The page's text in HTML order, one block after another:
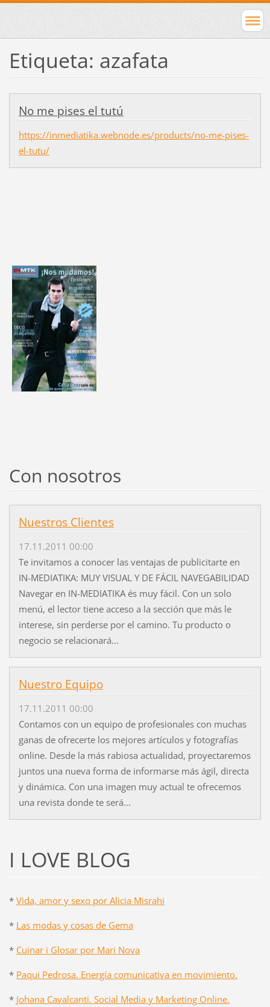
Etiqueta: azafata
No me pises el tutú
https://inmediatika.webnode.es/products/no-me-pises-
el-tutu/
Con nosotros
Nuestros Clientes
17.11.2011 00:00
Te invitamos a conocer las ventajas de publicitarte en
IN-MEDIATIKA: MUY VISUAL Y DE FÁCIL NAVEGABILIDAD
Navegar en IN-MEDIATIKA és muy fácil. Con un solo
menú, el lector tiene acceso a la sección que más le
interese, sin perderse por el camino. Tu producto o
negocio se relacionará...
Nuestro Equipo
17.11.2011 00:00
Contamos con un equipo de profesionales con muchas
ganas de ofrecerte los mejores artículos y fotografías
online. Desde la más rabiosa actualidad, proyectaremos
juntos una nueva forma de informarse más ágil, directa
y dinámica. Con una imagen muy actual te ofrecemos
una revista donde te será...
I LOVE BLOG
* Vida, amor y sexo por Alicia Misrahi
* Las modas y cosas de Gema
* Cuinar i Glosar por Mari Nova
* Paqui Pedrosa. Energía comunicativa en movimiento.
* Johana Cavalcanti. Social Media y Marketing Online.